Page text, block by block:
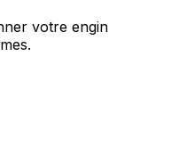
votre engin